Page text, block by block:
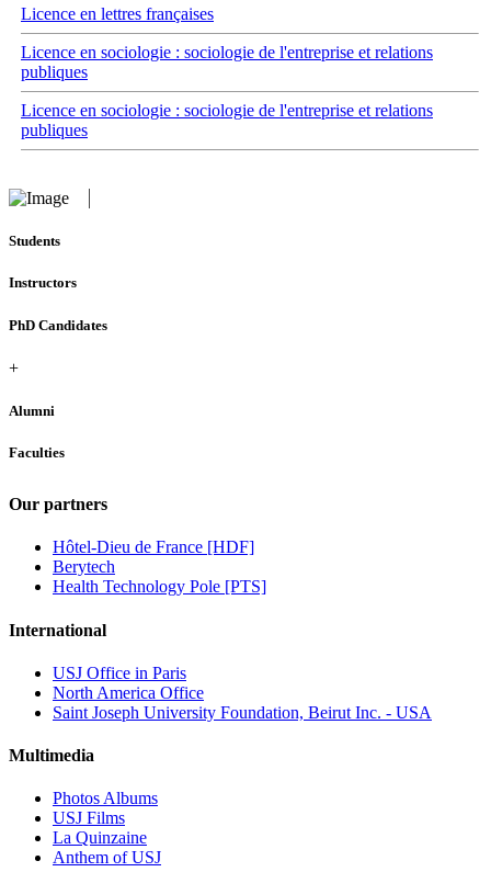
Licence en lettres françaises
Licence en sociologie : sociologie de l'entreprise et relations
publiques
Licence en sociologie : sociologie de l'entreprise et relations
publiques
Students
Instructors
PhD Candidates
+
Alumni
Faculties
Our partners
Hôtel-Dieu de France [HDF]
Berytech
Health Technology Pole [PTS]
International
USJ Office in Paris
North America Office
Saint Joseph University Foundation, Beirut Inc. - USA
Multimedia
Photos Albums
USJ Films
La Quinzaine
Anthem of USJ